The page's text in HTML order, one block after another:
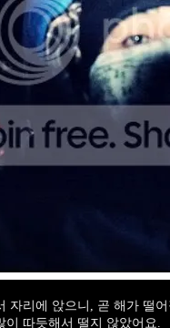
자리에 앉으니, 곧 해가 떨
이 따듯해서 떨지 않았어요.